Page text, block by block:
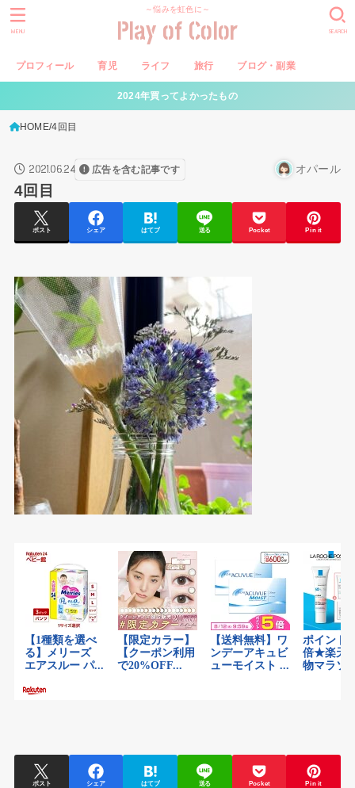
～悩みを虹色に～
Play of Color
プロフィール 育児 ライフ 旅行 ブログ・副業
SEARCH
MENU
2024年買ってよかったもの
HOME 4回目
2021.06.24 広告を含む記事です オパール
4回目
ポスト シェア はてブ 送る Pocket Pin it
ポスト シェア はてブ 送る Pocket Pin it